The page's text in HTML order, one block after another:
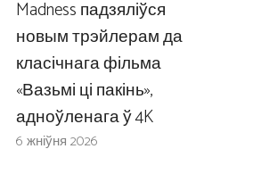
Madness падзяліўся
новым трэйлерам да
класічнага фільма
«Вазьмі ці пакінь»,
адноўленага ў 4K
6 жніўня 2026